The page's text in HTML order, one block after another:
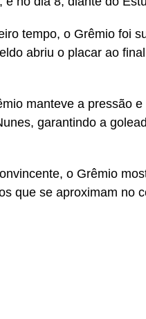
tempo, o Grêmio foi
abriu o placar ao
manteve a pressão
garantindo a
o Grêmio
que se aproximam no